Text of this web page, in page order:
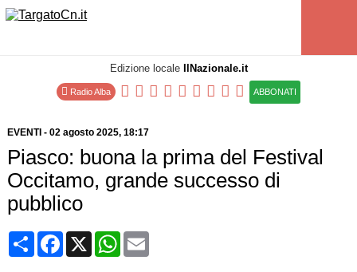
Edizione locale IlNazionale.it
Radio Alba ABBONATI
EVENTI - 02 agosto 2025, 18:17
Piasco: buona la prima del Festival
Occitamo, grande successo di
pubblico
CondividiFacebook
X WhatsApp
Email